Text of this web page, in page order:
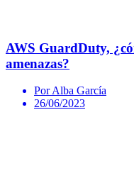
AWS GuardDuty,
amenazas?
Por Alba García
26/06/2023